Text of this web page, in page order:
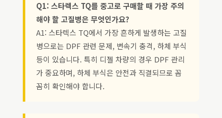
Q1: 스타렉스 TQ를 중고로 구매할 때 가장 주의
해야 할 고질병은 무엇인가요?
A1: 스타렉스 TQ에서 가장 흔하게 발생하는 고질
병으로는 DPF 관련 문제, 변속기 충격, 하체 부식
등이 있습니다. 특히 디젤 차량의 경우 DPF 관리
가 중요하며, 하체 부식은 안전과 직결되므로 꼼
꼼히 확인해야 합니다.